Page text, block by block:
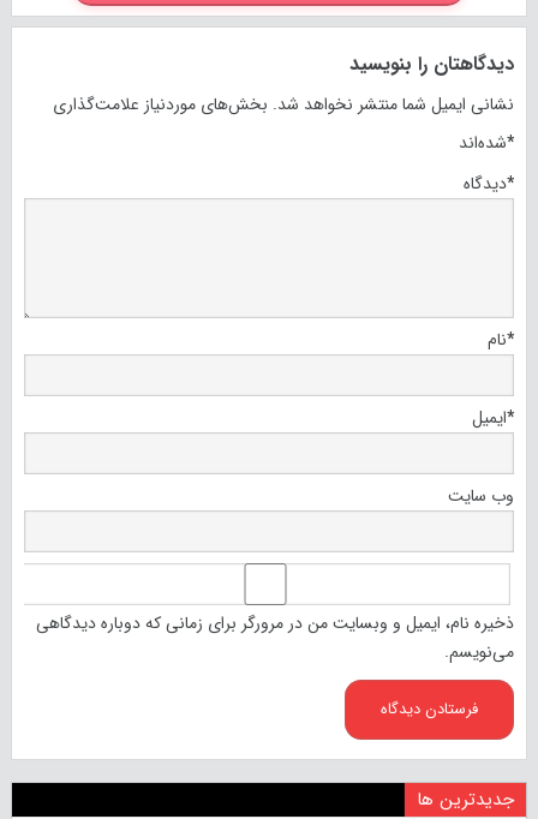
دیدگاهتان را بنویسید
نشانی ایمیل شما منتشر نخواهد شد. بخش‌های موردنیاز علامت‌گذاری
شده‌اند*
دیدگاه*
نام*
ایمیل*
وب‌ سایت
ذخیره نام، ایمیل و وبسایت من در مرورگر برای زمانی که دوباره دیدگاهی
می‌نویسم.
جدیدترین ها